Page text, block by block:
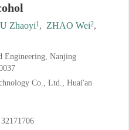
Zhaoyi1, ZHAO Wei2,
Engineering, Nanjing
Co., Ltd., Huai'an
32171706